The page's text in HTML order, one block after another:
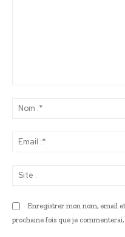
Enregistrer mon nom, email
prochaine fois que je commenterai.